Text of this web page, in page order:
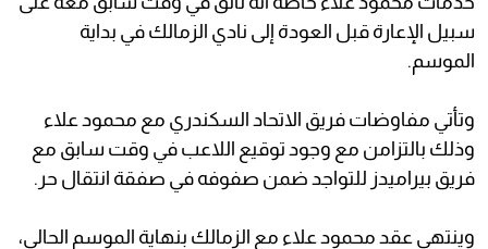
سبيل الإعارة قبل العودة إلى نادي الزمالك في بداية
الموسم.
وتأتي مفاوضات فريق الاتحاد السكندري مع محمود علاء
وذلك بالتزامن مع وجود توقيع اللاعب في وقت سابق مع
فريق بيراميدز للتواجد ضمن صفوفه في صفقة انتقال حر.
وينتهي عقد محمود علاء مع الزمالك بنهاية الموسم الحالي،